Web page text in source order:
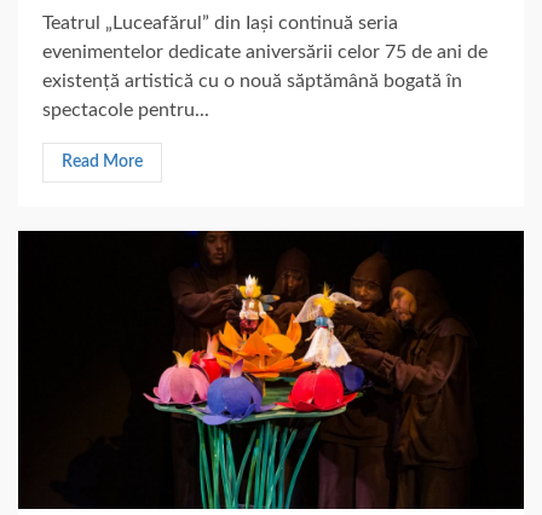
Teatrul „Luceafărul” din Iași continuă seria
evenimentelor dedicate aniversării celor 75 de ani de
existență artistică cu o nouă săptămână bogată în
spectacole pentru...
Read More